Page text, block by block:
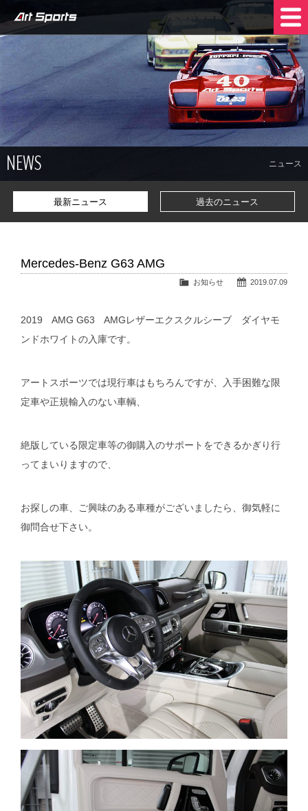
NEWS
STOCK CARS
SHOP INFO
COMPANY
NEWS ニュース
最新ニュース 過去のニュース
Mercedes-Benz G63 AMG
2019.07.09
お知らせ
2019 AMG G63 AMGレザーエクスクルシーブ ダイヤモ
ンドホワイトの入庫です。
アートスポーツでは現行車はもちろんですが、入手困難な限
定車や正規輸入のない車輌、
絶版している限定車等の御購入のサポートをできるかぎり行
ってまいりますので、
お探しの車、ご興味のある車種がございましたら、御気軽に
御問合せ下さい。